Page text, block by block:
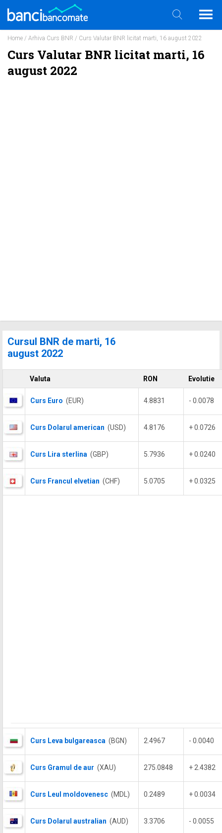
Home / Arhiva Curs BNR / Curs Valutar BNR licitat marti, 16 august 2022
Curs Valutar BNR licitat marti, 16
august 2022
Cursul BNR de marti, 16
august 2022
Valuta RON Evolutie
Curs Euro (EUR) 4.8831 - 0.0078
Curs Dolarul american (USD) 4.8176 + 0.0726
Curs Lira sterlina (GBP) 5.7936 + 0.0240
Curs Francul elvetian (CHF) 5.0705 + 0.0325
Curs Leva bulgareasca (BGN) 2.4967 - 0.0040
Curs Gramul de aur (XAU) 275.0848 + 2.4382
Curs Leul moldovenesc (MDL) 0.2489 + 0.0034
Curs Dolarul australian (AUD) 3.3706 - 0.0055